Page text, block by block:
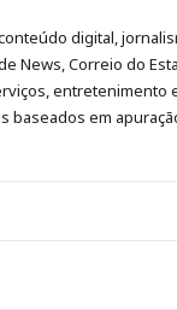
digital,
News, Correio do
entretenimento
em